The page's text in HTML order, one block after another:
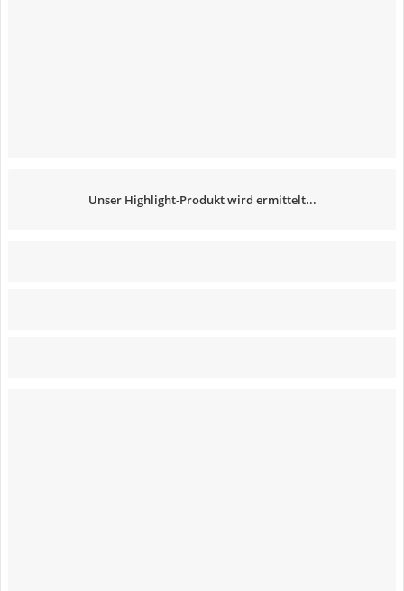
Unser Highlight-Produkt wird ermittelt...